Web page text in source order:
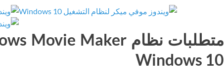
Windows 10